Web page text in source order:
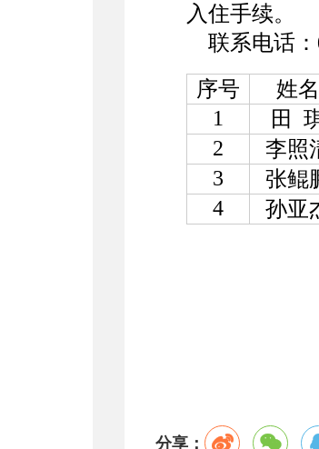
入住手续。
联系电话：
序号
姓名
1
田
2
李照
3
张鲲
4
孙亚
分享：